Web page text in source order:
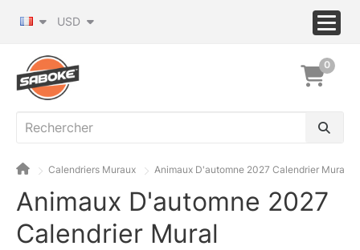
USD
0
Calendriers Muraux Animaux D'automne 2027 Calendrier Mural
Animaux D'automne 2027
Calendrier Mural